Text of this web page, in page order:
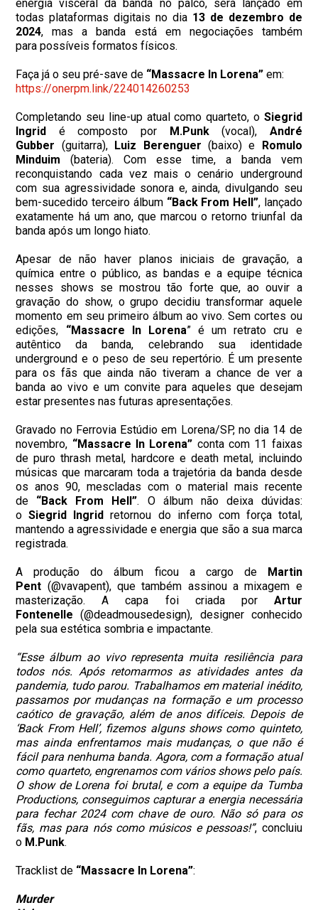
energia visceral da banda no palco, será lançado em
todas plataformas digitais no dia 13 de dezembro de
2024, mas a banda está em negociações também
para possíveis formatos físicos.
Faça já o seu pré-save de “Massacre In Lorena” em:
https://onerpm.link/224014260253
Completando seu line-up atual como quarteto, o Siegrid
Ingrid é composto por M.Punk(vocal), André
Gubber (guitarra), Luiz Berenguer (baixo) e Romulo
Minduim (bateria). Com esse time, a banda vem
reconquistando cada vez mais o cenário underground
com sua agressividade sonora e, ainda, divulgando seu
bem-sucedido terceiro álbum “Back From Hell”, lançado
exatamente há um ano, que marcou o retorno triunfal da
banda após um longo hiato.
Apesar de não haver planos iniciais de gravação, a
química entre o público, as bandas e a equipe técnica
nesses shows se mostrou tão forte que, ao ouvir a
gravação do show, o grupo decidiu transformar aquele
momento em seu primeiro álbum ao vivo. Sem cortes ou
edições, “Massacre In Lorena” é um retrato cru e
autêntico da banda, celebrando sua identidade
underground e o peso de seu repertório. É um presente
para os fãs que ainda não tiveram a chance de ver a
banda ao vivo e um convite para aqueles que desejam
estar presentes nas futuras apresentações.
Gravado no Ferrovia Estúdio em Lorena/SP, no dia 14 de
novembro, “Massacre In Lorena” conta com 11 faixas
de puro thrash metal, hardcore e death metal, incluindo
músicas que marcaram toda a trajetória da banda desde
os anos 90, mescladas com o material mais recente
de “Back From Hell”. O álbum não deixa dúvidas:
oSiegrid Ingrid retornou do inferno com força total,
mantendo a agressividade e energia que são a sua marca
registrada.
A produção do álbum ficou a cargo de Martin
Pent (@vavapent), que também assinou a mixagem e
masterização. A capa foi criada por Artur
Fontenelle (@deadmousedesign), designer conhecido
pela sua estética sombria e impactante.
“Esse álbum ao vivo representa muita resiliência para
todos nós. Após retomarmos as atividades antes da
pandemia, tudo parou. Trabalhamos em material inédito,
passamos por mudanças na formação e um processo
caótico de gravação, além de anos difíceis. Depois de
‘Back From Hell’, fizemos alguns shows como quinteto,
mas ainda enfrentamos mais mudanças, o que não é
fácil para nenhuma banda. Agora, com a formação atual
como quarteto, engrenamos com vários shows pelo país.
O show de Lorena foi brutal, e com a equipe da Tumba
Productions, conseguimos capturar a energia necessária
para fechar 2024 com chave de ouro. Não só para os
fãs, mas para nós como músicos e pessoas!”, concluiu
o M.Punk.
Tracklist de “Massacre In Lorena”:
Murder